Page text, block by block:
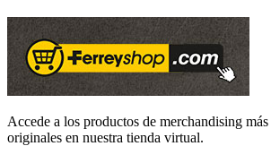
Accede a los productos de merchandising
originales en nuestra tienda virtual.